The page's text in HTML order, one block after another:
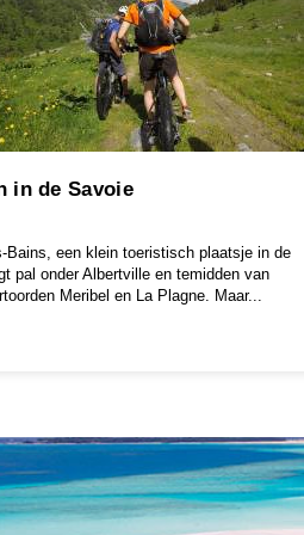
in de Savoie
Bains, een klein toeristisch plaatsje in de
pal onder Albertville en temidden van
Meribel en La Plagne. Maar...